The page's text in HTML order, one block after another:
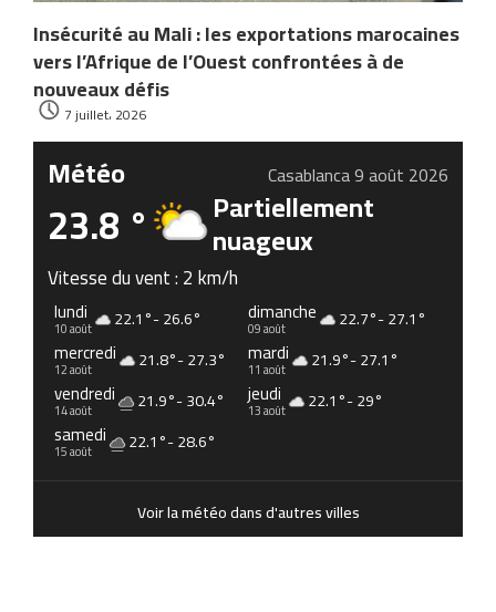
Insécurité au Mali : les exportations marocaines
vers l’Afrique de l’Ouest confrontées à de
nouveaux défis
7 juillet، 2026